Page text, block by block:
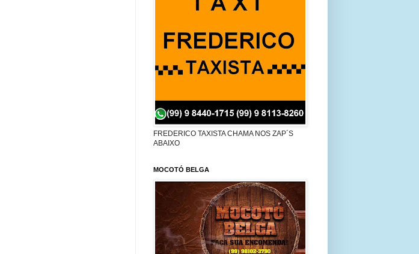
FREDERICO TAXISTA CHAMA NOS ZAP´S
ABAIXO
MOCOTÓ BELGA